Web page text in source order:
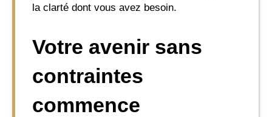
la clarté dont vous avez besoin.
Votre avenir sans
contraintes
commence